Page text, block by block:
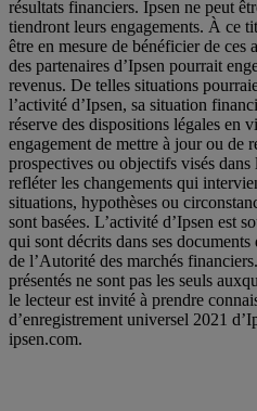
résultats financiers. Ipsen ne peut
tiendront leurs engagements. À ce
être en mesure de bénéficier de ces
des partenaires d’Ipsen pourrait
revenus. De telles situations
l’activité d’Ipsen, sa situation
réserve des dispositions légales en
engagement de mettre à jour ou de
prospectives ou objectifs visés
refléter les changements qui
situations, hypothèses ou
sont basées. L’activité d’Ipsen est
qui sont décrits dans ses
de l’Autorité des marchés
présentés ne sont pas les seuls
le lecteur est invité à prendre
d’enregistrement universel 2021
ipsen.com.